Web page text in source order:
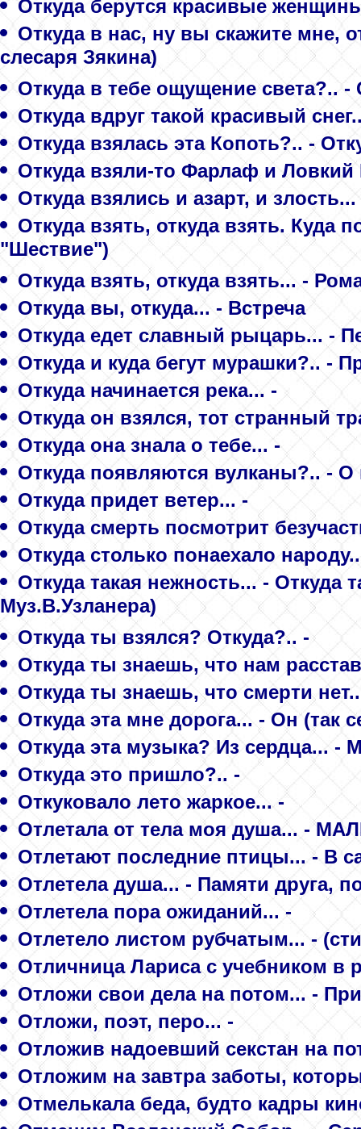
Откуда берутся красивые
Откуда в нас, ну вы скажите мне,
слесаря Зякина)
Откуда в тебе ощущение света?.. -
Откуда вдруг такой красивый
Откуда взялась эта Копоть?.. -
Откуда взяли-то Фарлаф и
Откуда взялись и азарт, и
Откуда взять, откуда взять. Куда
"Шествие")
Откуда взять, откуда взять... -
Откуда вы, откуда... - Встреча
Откуда едет славный рыцарь... -
Откуда и куда бегут мурашки?.. -
Откуда начинается река... -
Откуда он взялся, тот странный
Откуда она знала о тебе... -
Откуда появляются вулканы?.. -
Откуда придет ветер... -
Откуда смерть посмотрит
Откуда столько понаехало
Откуда такая нежность... -
Муз.В.Узланера)
Откуда ты взялся? Откуда?.. -
Откуда ты знаешь, что нам
Откуда ты знаешь, что смерти
Откуда эта мне дорога... - Он (так
Откуда эта музыка? Из сердца... -
Откуда это пришло?.. -
Откуковало лето жаркое... -
Отлетала от тела моя душа... -
Отлетают последние птицы... - В
Отлетела душа... - Памяти друга,
Отлетела пора ожиданий... -
Отлетело листом рубчатым... -
Отличница Лариса с учебником в
Отложи свои дела на потом... -
Отложи, поэт, перо... -
Отложив надоевший секстан на
Отложим на завтра заботы,
Отмелькала беда, будто кадры